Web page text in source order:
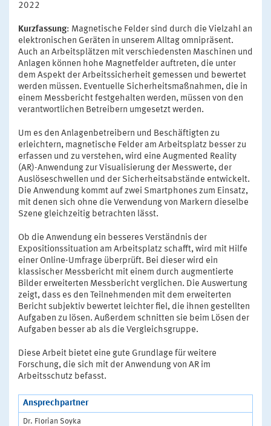
2022
Kurzfassung: Magnetische Felder sind durch die Vielzahl an
elektronischen Geräten in unserem Alltag omnipräsent.
Auch an Arbeitsplätzen mit verschiedensten Maschinen und
Anlagen können hohe Magnetfelder auftreten, die unter
dem Aspekt der Arbeitssicherheit gemessen und bewertet
werden müssen. Eventuelle Sicherheitsmaßnahmen, die in
einem Messbericht festgehalten werden, müssen von den
verantwortlichen Betreibern umgesetzt werden.
Um es den Anlagenbetreibern und Beschäftigten zu
erleichtern, magnetische Felder am Arbeitsplatz besser zu
erfassen und zu verstehen, wird eine Augmented Reality
(AR)-Anwendung zur Visualisierung der Messwerte, der
Auslöseschwellen und der Sicherheitsabstände entwickelt.
Die Anwendung kommt auf zwei Smartphones zum Einsatz,
mit denen sich ohne die Verwendung von Markern dieselbe
Szene gleichzeitig betrachten lässt.
Ob die Anwendung ein besseres Verständnis der
Expositionssituation am Arbeitsplatz schafft, wird mit Hilfe
einer Online-Umfrage überprüft. Bei dieser wird ein
klassischer Messbericht mit einem durch augmentierte
Bilder erweiterten Messbericht verglichen. Die Auswertung
zeigt, dass es den Teilnehmenden mit dem erweiterten
Bericht subjektiv bewertet leichter fiel, die ihnen gestellten
Aufgaben zu lösen. Außerdem schnitten sie beim Lösen der
Aufgaben besser ab als die Vergleichsgruppe.
Diese Arbeit bietet eine gute Grundlage für weitere
Forschung, die sich mit der Anwendung von AR im
Arbeitsschutz befasst.
Ansprechpartner
Dr. Florian Soyka